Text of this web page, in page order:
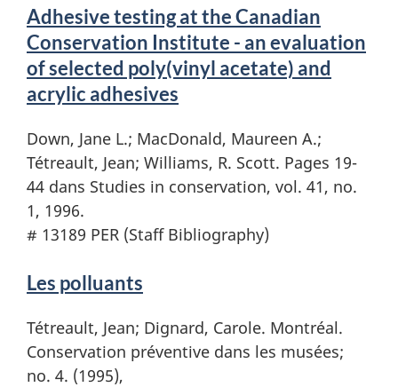
Adhesive testing at the Canadian
Conservation Institute - an evaluation
of selected poly(vinyl acetate) and
acrylic adhesives
Down, Jane L.; MacDonald, Maureen A.;
Tétreault, Jean; Williams, R. Scott. Pages 19-
44 dans Studies in conservation, vol. 41, no.
1, 1996.
# 13189 PER (Staff Bibliography)
Les polluants
Tétreault, Jean; Dignard, Carole. Montréal.
Conservation préventive dans les musées;
no. 4. (1995),